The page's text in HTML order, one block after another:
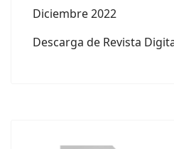
Diciembre 2022
Descarga de Revista